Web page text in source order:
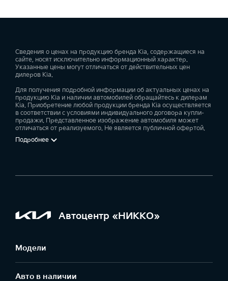
Сведения о ценах на продукцию бренда Kia, содержащиеся на
сайте, носят исключительно информационный характер.
Указанные цены могут отличаться от действительных цен
дилеров Kia.
Для получения подробной информации об актуальных ценах на
продукцию Kia и наличии автомобилей обращайтесь к дилерам
Kia. Приобретение любой продукции бренда Kia осуществляется
в соответствии с условиями индивидуального договора купли-
продажи. Представленное изображение автомобиля может
отличаться от реализуемого. Не является публичной офертой.
Подробнее
Автоцентр «НИККО»
Модели
Авто в наличии